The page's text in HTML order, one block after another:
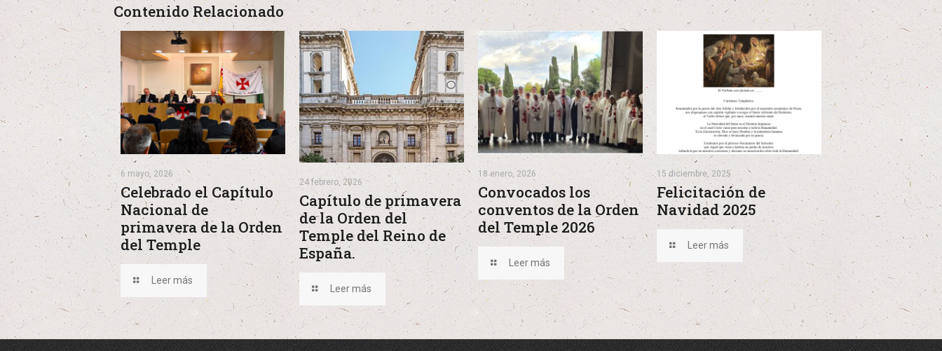
Contenido Relacionado
6 mayo, 2026
Celebrado el Capítulo
Nacional de
primavera de la Orden
del Temple
Leer más
24 febrero, 2026
Capítulo de primavera
de la Orden del
Temple del Reino de
España.
Leer más
18 enero, 2026
Convocados los
conventos de la Orden
del Temple 2026
Leer más
15 diciembre, 2025
Felicitación de
Navidad 2025
Leer más